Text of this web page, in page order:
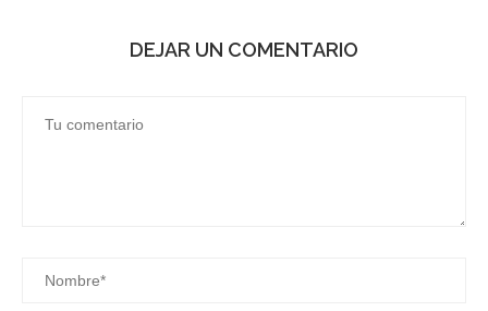
DEJAR UN COMENTARIO